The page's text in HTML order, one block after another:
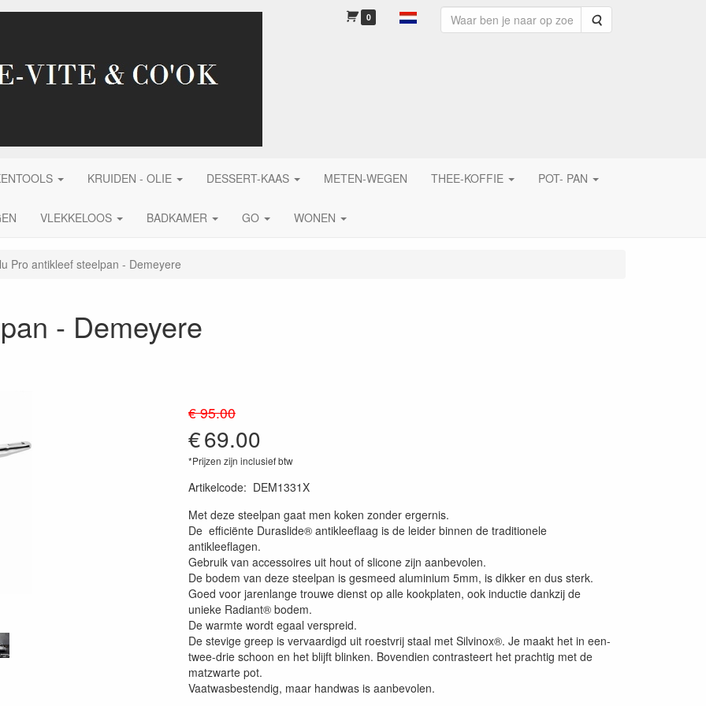
0 Zoeken
KRUIDEN - OLIE DESSERT-KAAS METEN-WEGEN THEE-KOFFIE POT- PAN
VLEKKELOOS BADKAMER GO WONEN
Pro antikleef steelpan - Demeyere
- Demeyere
€ 95.00
€69.00
*Prijzen zijn inclusief btw
Artikelcode: DEM1331X
Met deze steelpan gaat men koken zonder ergernis.
De efficiënte Duraslide® antikleeflaag is de leider binnen de traditionele
antikleeflagen.
Gebruik van accessoires uit hout of slicone zijn aanbevolen.
De bodem van deze steelpan is gesmeed aluminium 5mm, is dikker en dus sterk.
Goed voor jarenlange trouwe dienst op alle kookplaten, ook inductie dankzij de
unieke Radiant® bodem.
De warmte wordt egaal verspreid.
De stevige greep is vervaardigd uit roestvrij staal met Silvinox®. Je maakt het in een-
twee-drie schoon en het blijft blinken. Bovendien contrasteert het prachtig met de
matzwarte pot.
Vaatwasbestendig, maar handwas is aanbevolen.